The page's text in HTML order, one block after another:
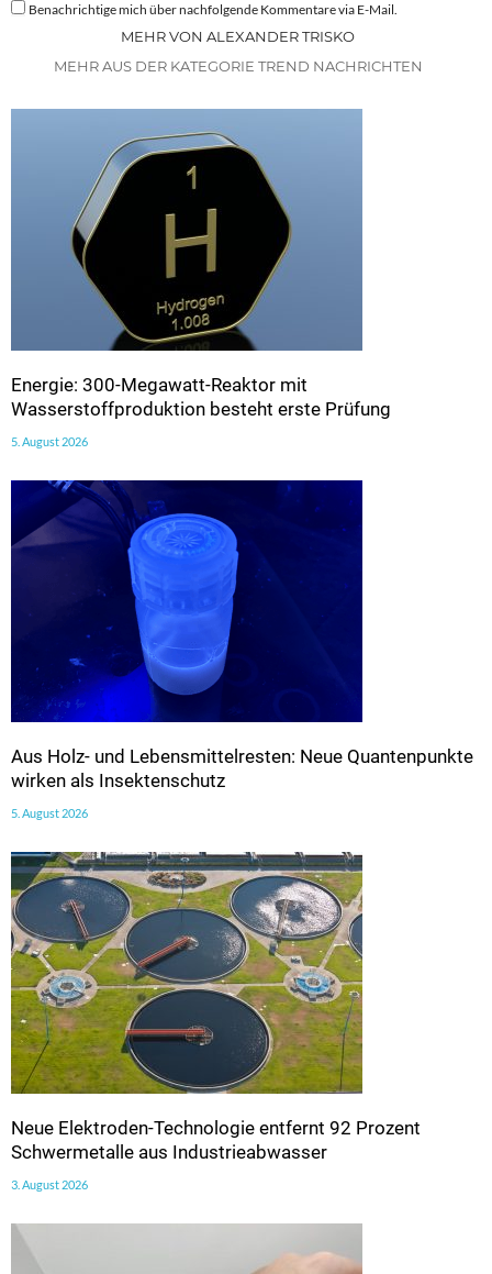
Benachrichtige mich über nachfolgende Kommentare via E-Mail.
MEHR VON ALEXANDER TRISKO
MEHR AUS DER KATEGORIE TREND NACHRICHTEN
Energie: 300-Megawatt-Reaktor mit
Wasserstoffproduktion besteht erste Prüfung
5. August 2026
Aus Holz- und Lebensmittelresten: Neue Quantenpunkte
wirken als Insektenschutz
5. August 2026
Neue Elektroden-Technologie entfernt 92 Prozent
Schwermetalle aus Industrieabwasser
3. August 2026